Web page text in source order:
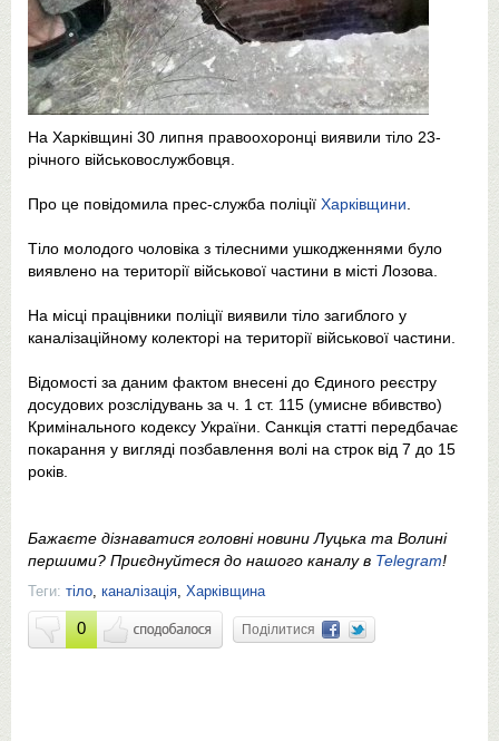
На Харківщині 30 липня правоохоронці виявили тіло 23-
річного військовослужбовця.
Про це повідомила прес-служба поліції Харківщини
Тіло молодого чоловіка з тілесними ушкодженнями було
виявлено на території військової частини в місті Лозова.
На місці працівники поліції виявили тіло загиблого у
каналізаційному колекторі на території військової частини.
Відомості за даним фактом внесені до Єдиного реєстру
досудових розслідувань за ч. 1 ст. 115 (умисне вбивство)
Кримінального кодексу України. Санкція статті передбачає
покарання у вигляді позбавлення волі на строк від 7 до 15
років.
Бажаєте дізнаватися головні новини Луцька та Волині
першими? Приєднуйтеся до нашого каналу в Telegram!
Теги: тіло, каналізація, Харківщина
0 Поділитися